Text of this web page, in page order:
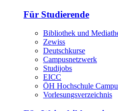
Für Studierende
Bibliothek und
Zewiss
Deutschkurse
Campusnetzwerk
Studijobs
EICC
ÖH Hochschule
Vorlesungsverzeichnis